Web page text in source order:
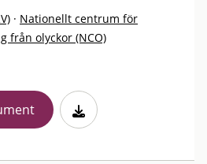
· Nationellt centrum för
från olyckor (NCO)